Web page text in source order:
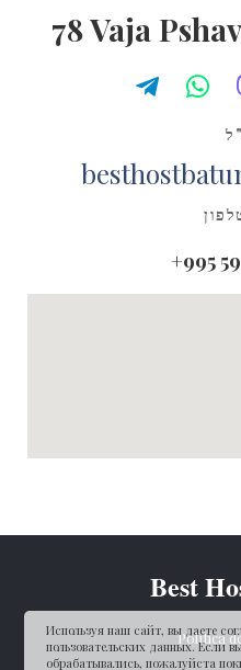
78 Vaja
+995
Best
Política
Используя наш сайт, вы даете
пользовательских данных. Если
обрабатывались, пожалуйста